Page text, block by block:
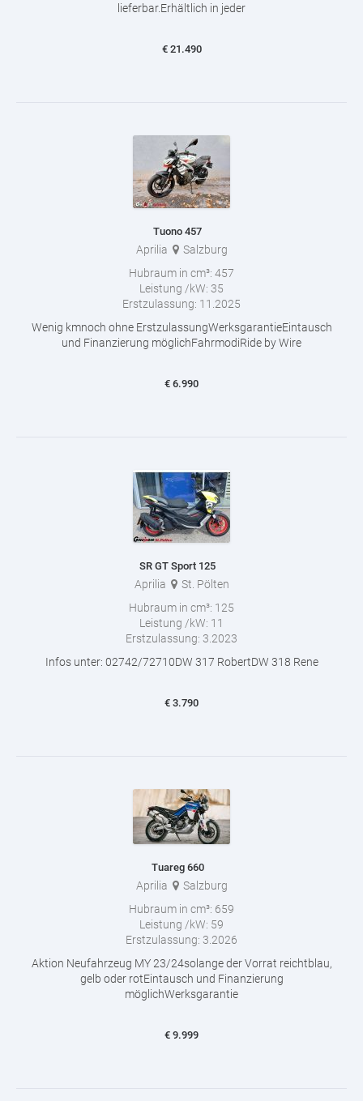
lieferbar.Erhältlich in jeder
€ 21.490
Tuono 457
Aprilia
Salzburg
Hubraum in cm³: 457
Leistung /kW: 35
Erstzulassung: 11.2025
Wenig kmnoch ohne ErstzulassungWerksgarantieEintausch
und Finanzierung möglichFahrmodiRide by Wire
€ 6.990
SR GT Sport 125
Aprilia
St. Pölten
Hubraum in cm³: 125
Leistung /kW: 11
Erstzulassung: 3.2023
Infos unter: 02742/72710DW 317 RobertDW 318 Rene
€ 3.790
Tuareg 660
Aprilia
Salzburg
Hubraum in cm³: 659
Leistung /kW: 59
Erstzulassung: 3.2026
Aktion Neufahrzeug MY 23/24solange der Vorrat reichtblau,
gelb oder rotEintausch und Finanzierung
möglichWerksgarantie
€ 9.999